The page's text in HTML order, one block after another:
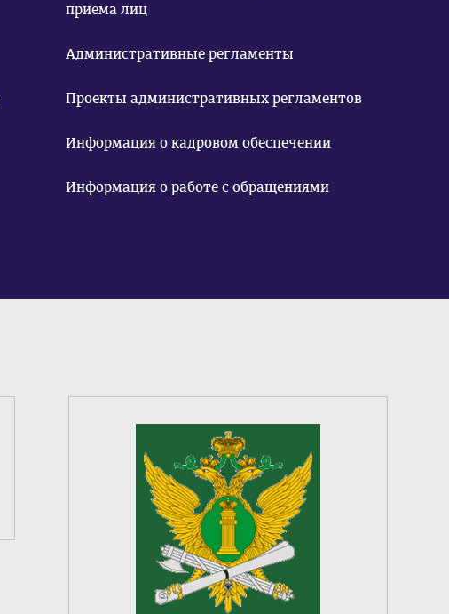
приема лиц
Административные регламенты
Проекты административных регламентов
Информация о кадровом обеспечении
Информация о работе с обращениями